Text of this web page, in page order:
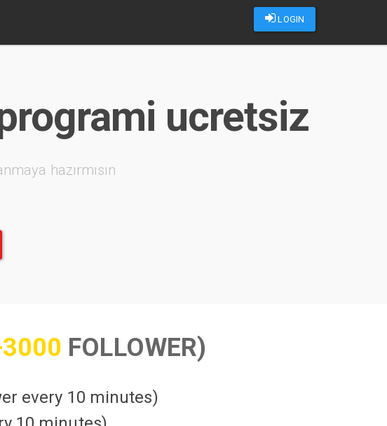
LOGIN
ucretsiz
hazırmısın
FOLLOWER)
every 10 minutes)